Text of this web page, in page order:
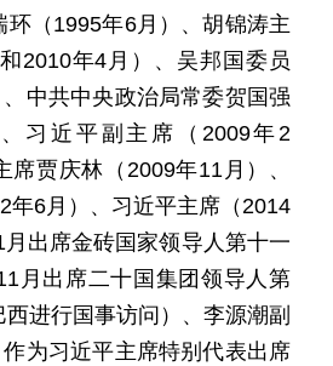
环（1995年6月）、胡锦涛主
2010年4月）、吴邦国委员
中共中央政治局常委贺国强
、习近平副主席（2009年2
席贾庆林（2009年11月）、
年6月）、习近平主席（2014
出席金砖国家领导人第十一
月出席二十国集团领导人第
进行国事访问）、李源潮副
为习近平主席特别代表出席